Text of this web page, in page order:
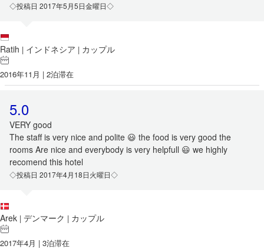
◇投稿日 2017年5月5日金曜日◇
Ratih | インドネシア | カップル
2016年11月 | 2泊滞在
5.0
VERY good
The staff is very nice and polite 😃 the food is very good the
rooms Are nice and everybody is very helpfull 😃 we highly
recomend this hotel
◇投稿日 2017年4月18日火曜日◇
Arek | デンマーク | カップル
2017年4月 | 3泊滞在